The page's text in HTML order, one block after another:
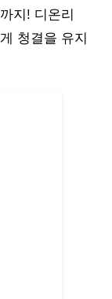
지! 디온리
청결을 유지